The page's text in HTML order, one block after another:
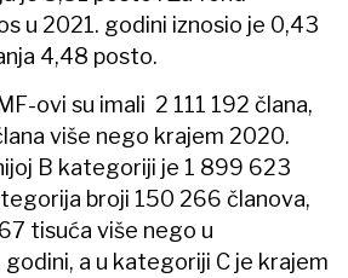
u 2021. godini iznosio je 0,43
4,48 posto.
ovi su imali 2 111 192 člana,
više nego krajem 2020.
B kategoriji je 1 899 623
broji 150 266 članova,
tisuća više nego u
a u kategoriji C je krajem